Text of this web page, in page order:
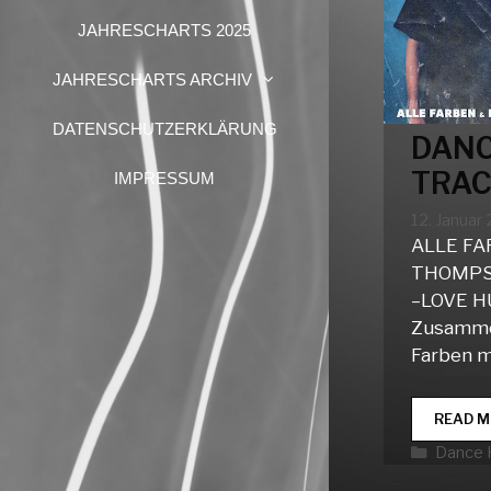
JAHRESCHARTS 2025
JAHRESCHARTS ARCHIV
DATENSCHUTZERKLÄRUNG
IMPRESSUM
ALLE
–LOVE
Farben
READ
Dance